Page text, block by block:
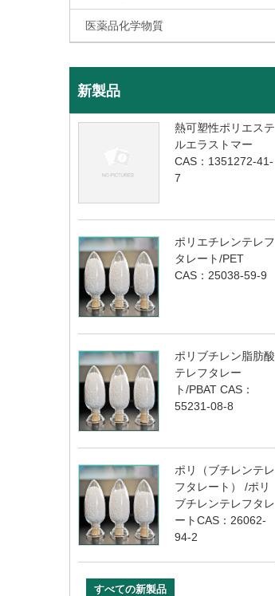
医薬品化学物質
新製品
熱可塑性ポリエステ
ルエラストマー
CAS：1351272-41-
7
ポリエチレンテレフ
タレート/PET
CAS：25038-59-9
ポリブチレン脂肪酸
テレフタレー
ト/PBAT CAS：
55231-08-8
ポリ（ブチレンテレ
フタレート） /ポリ
ブチレンテレフタレ
ートCAS：26062-
94-2
すべての新製品